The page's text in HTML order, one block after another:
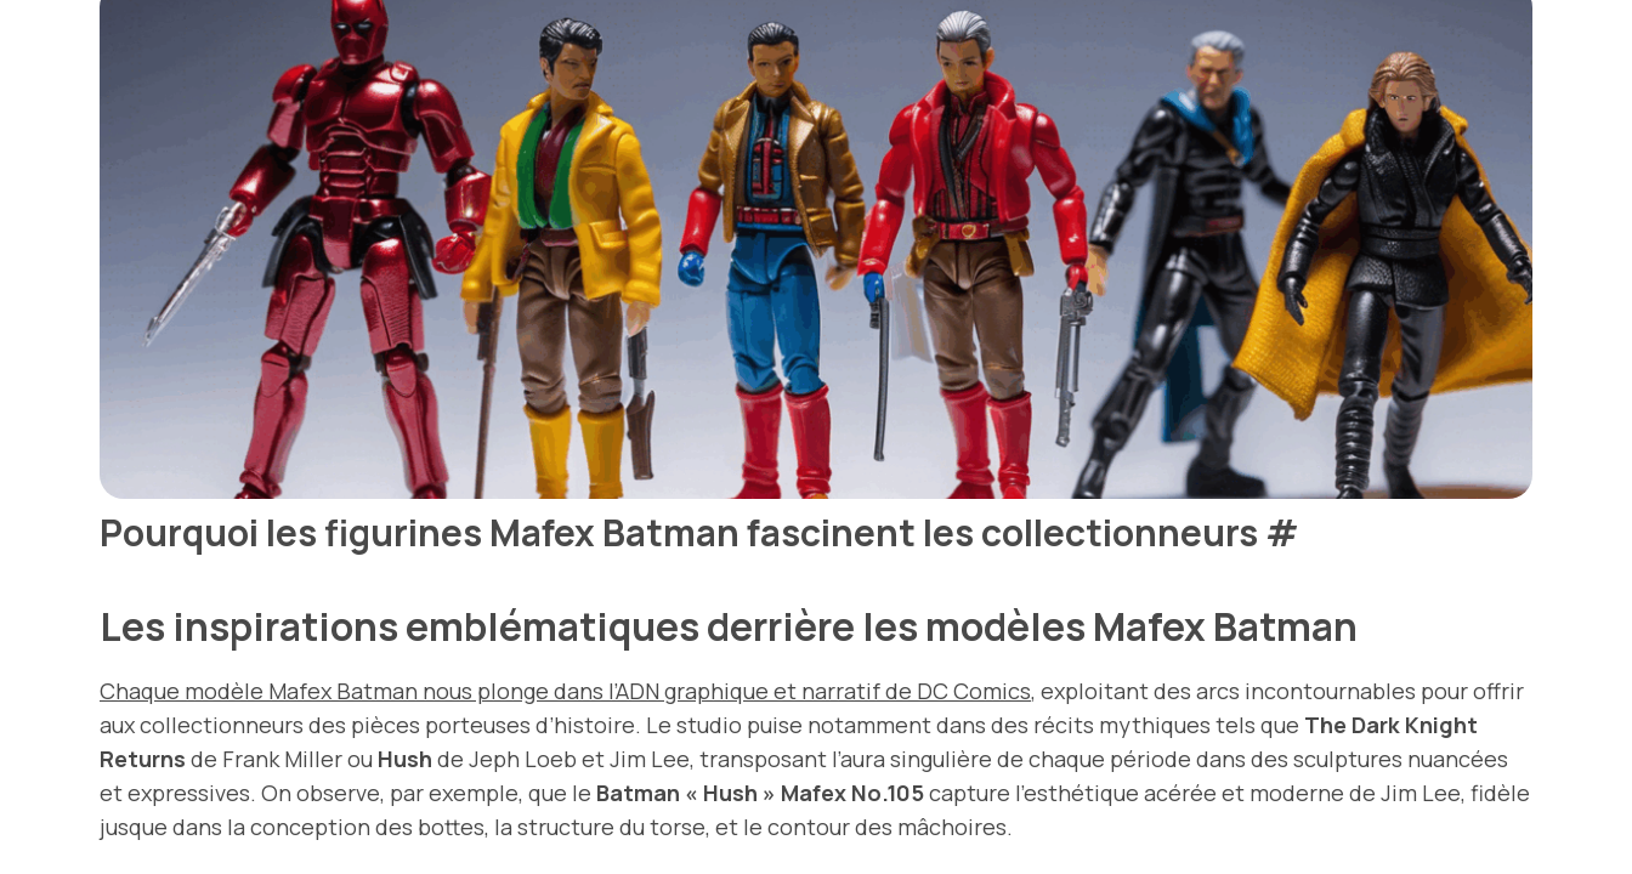
Pourquoi les figurines Mafex Batman fascinent les collectionneurs #
Les inspirations emblématiques derrière les modèles Mafex Batman
Chaque modèle Mafex Batman nous plonge dans l’ADN graphique et narratif de DC Comics, exploitant des arcs incontournables pour offrir
aux collectionneurs des pièces porteuses d’histoire. Le studio puise notamment dans des récits mythiques tels que The Dark Knight
Returns de Frank Miller ou Hush de Jeph Loeb et Jim Lee, transposant l’aura singulière de chaque période dans des sculptures nuancées
et expressives. On observe, par exemple, que le Batman « Hush » Mafex No.105capture l’esthétique acérée et moderne de Jim Lee, fidèle
jusque dans la conception des bottes, la structure du torse, et le contour des mâchoires.